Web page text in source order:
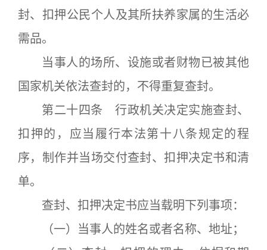
封、扣押公民个人及其所扶养家属的生活必
需品。
当事人的场所、设施或者财物已被其他
国家机关依法查封的，不得重复查封。
第二十四条 行政机关决定实施查封、
扣押的，应当履行本法第十八条规定的程
序，制作并当场交付查封、扣押决定书和清
单。
查封、扣押决定书应当载明下列事项：
（一）当事人的姓名或者名称、地址；